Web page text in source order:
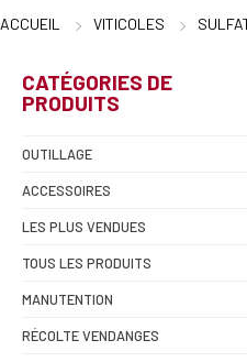
ACCUEIL VITICOLES
CATÉGORIES DE
PRODUITS
OUTILLAGE
ACCESSOIRES
LES PLUS VENDUES
TOUS LES PRODUITS
MANUTENTION
RÉCOLTE VENDANGES